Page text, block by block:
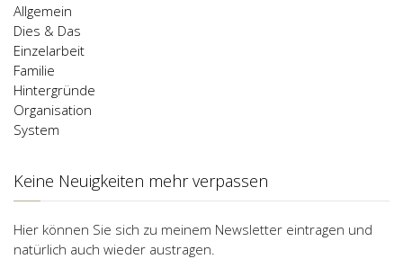
Allgemein
Dies & Das
Einzelarbeit
Familie
Hintergründe
Organisation
System
Keine Neuigkeiten mehr verpassen
Hier können Sie sich zu meinem Newsletter eintragen und
natürlich auch wieder austragen.